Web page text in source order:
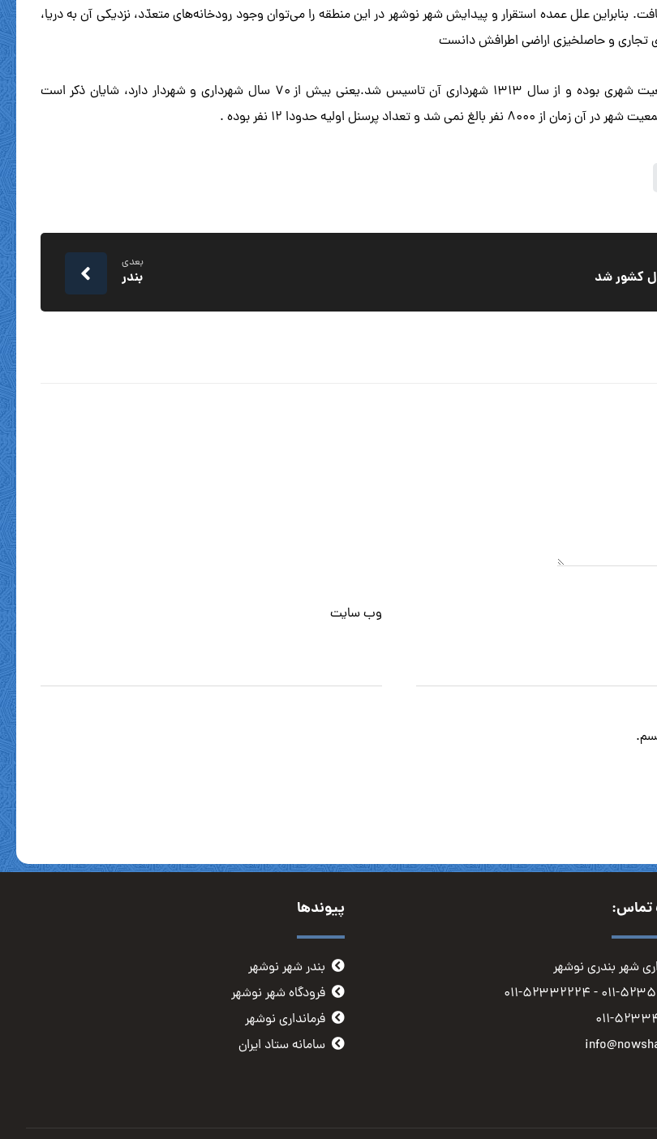
بنابراین علل عمده استقرار و پیدایش شهر نوشهر در این منطقه را می‌توان وجود رودخانه‌های متعدّد، نزدیکی آن به دریا،
تجاری و حاصلخیزی اراضی اطرافش دانست
تاریخچه شهرداری نوشهر قبل از آنکه مرکز شهرستان و فرمانداری باشد دارای موقعیت شهری بوده و از سال ۱۳۱۳ شهرداری آن تاسیس شد.یعنی بیش از ۷۰ سال شهرداری و شهردار دارد، شایان ذکر است
کشور شد
بعدی
بندر
وب‌ سایت
تماس:
شهر بندری نوشهر
- ۰۱۱-۵۲۳۳۲۲۲۴
پیوندها
بندر شهر نوشهر
فرودگاه شهر نوشهر
فرمانداری نوشهر
سامانه ستاد ایران